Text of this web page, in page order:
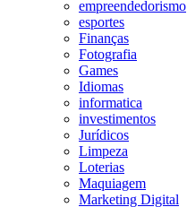
empreendedorismo
esportes
Finanças
Fotografia
Games
Idiomas
informatica
investimentos
Jurídicos
Limpeza
Loterias
Maquiagem
Marketing Digital